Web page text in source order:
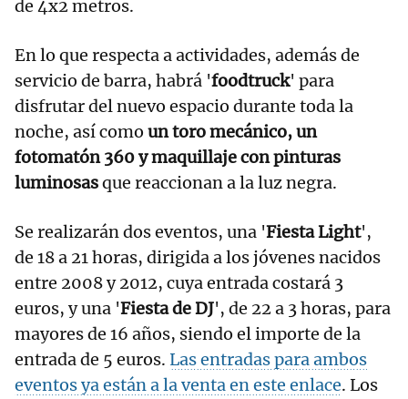
de 4x2 metros.
En lo que respecta a actividades, además de
servicio de barra, habrá 'foodtruck' para
disfrutar del nuevo espacio durante toda la
noche, así como un toro mecánico, un
fotomatón 360 y maquillaje con pinturas
luminosasque reaccionan a la luz negra.
Se realizarán dos eventos, una 'Fiesta Light',
de 18 a 21 horas, dirigida a los jóvenes nacidos
entre 2008 y 2012, cuya entrada costará 3
euros, y una 'Fiesta de DJ', de 22 a 3 horas, para
mayores de 16 años, siendo el importe de la
entrada de 5 euros. Las entradas para ambos
eventos ya están a la venta en este enlace. Los